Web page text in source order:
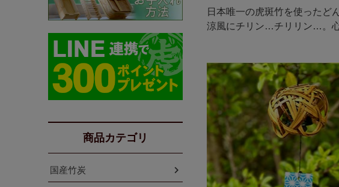
日本唯一の虎斑竹を使ったど
涼風にチリン…チリリン…。心
商品カテゴリ
国産竹炭